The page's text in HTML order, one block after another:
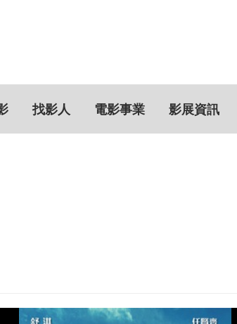
找影人 電影事業 影展資訊